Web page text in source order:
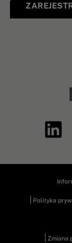
Polityka
Zmiana